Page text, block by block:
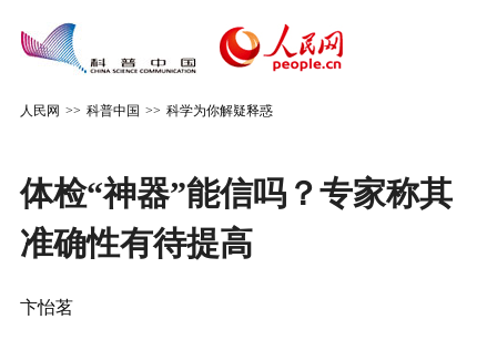
人民网 >> 科普中国 >> 科学为你解疑释惑
体检“神器”能信吗？专家称其
准确性有待提高
卞怡茗